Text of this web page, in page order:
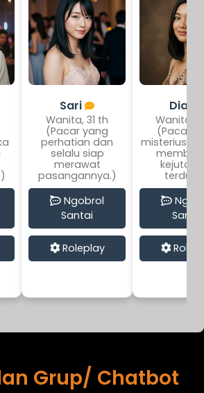
Sari
Wanita, 31 th
(Pacar yang
perhatian dan
selalu siap
merawat
pasangannya.)
Ngobrol
Santai
Roleplay
Diah
Wanita,
(Pacar
misterius
kejutan
Santai
Grup/ Chatbot